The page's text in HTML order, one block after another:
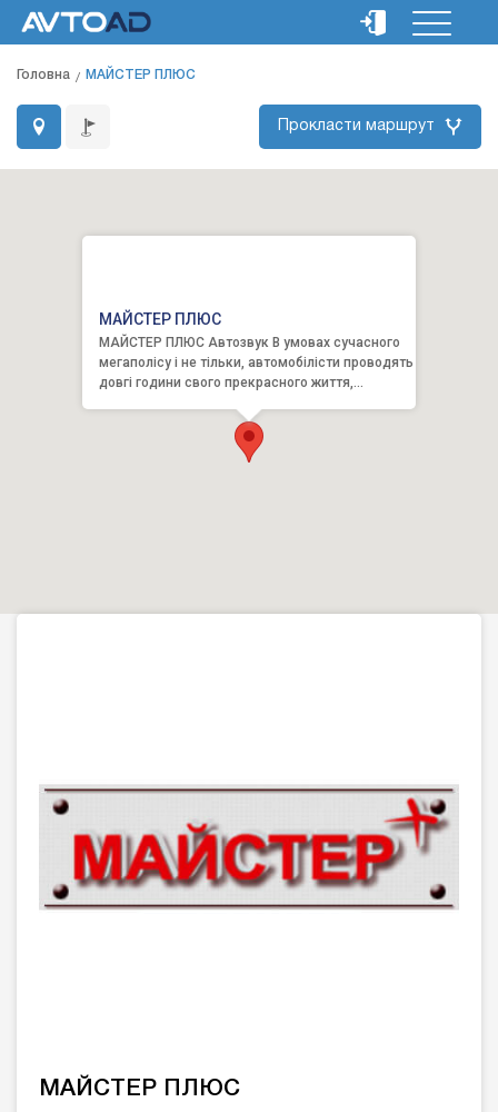
Головна МАЙСТЕР ПЛЮС
Прокласти маршрут
МАЙСТЕР ПЛЮС
МАЙСТЕР ПЛЮС Автозвук В умовах сучасного
мегаполісу і не тільки, автомобілісти проводять
довгі години свого прекрасного життя,
МАЙСТЕР ПЛЮС